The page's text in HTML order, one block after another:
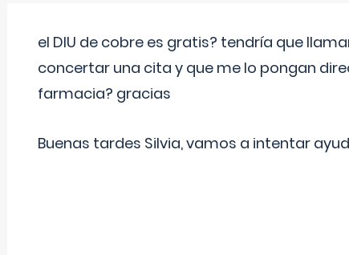
el DIU de cobre es gratis? tendría que
concertar una cita y que me lo pongan
farmacia? gracias
Buenas tardes Silvia, vamos a intentar